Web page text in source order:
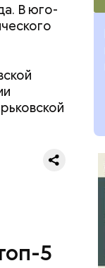
В юго-
5
развитие